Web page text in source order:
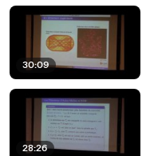
30:09
28:26